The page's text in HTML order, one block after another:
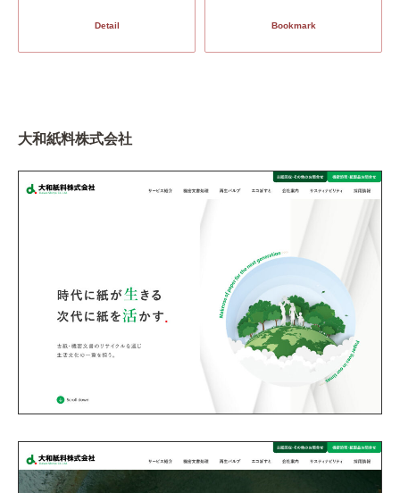
Detail Bookmark
大和紙料株式会社